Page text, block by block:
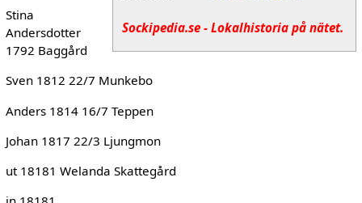
Sockipedia.se - Lokalhistoria på nätet.
Stina
Andersdotter
1792 Baggård
Sven 1812 22/7 Munkebo
Anders 1814 16/7 Teppen
Johan 1817 22/3 Ljungmon
ut 18181 Welanda Skattegård